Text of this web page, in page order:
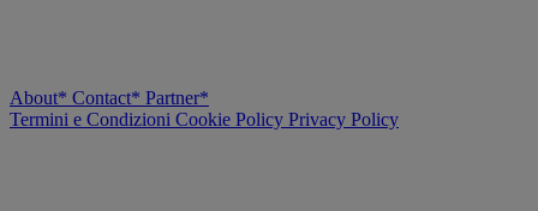
About* Contact* Partner*
Termini e Condizioni Cookie Policy Privacy Policy